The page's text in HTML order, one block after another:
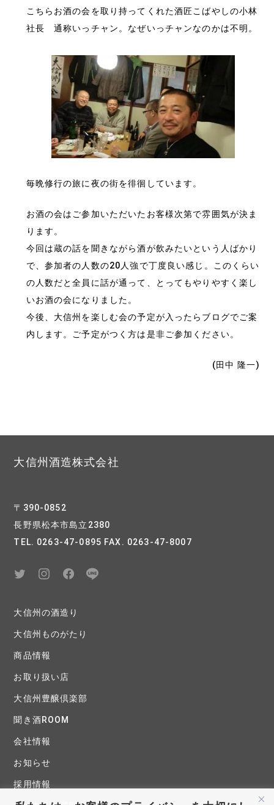
こちらお酒の会を取り持ってくれた酒匠こばやしの小林
社長 通称いっチャン。なぜいっチャンなのかは不明。
毎晩修行の旅に夜の街を徘徊しています。
お酒の会はご参加いただいたお客様次第で雰囲気が決ま
ります。
今回は蔵の話を聞きながら酒が飲みたいという人ばかり
で、参加者の人数の20人強で丁度良い感じ。このくらい
の人数だと全員に話が通って、とってもやりやすく楽し
いお酒の会になりました。
今後、大信州を楽しむ会の予定が入ったらブログでご案
内します。ご予定がつく方は是非ご参加ください。
(田中 隆一)
大信州酒造株式会社
〒390-0852
長野県松本市島立2380
TEL. 0263-47-0895 FAX. 0263-47-8007
大信州の酒造り
大信州ものがたり
商品情報
お取り扱い店
大信州豊醸倶楽部
聞き酒ROOM
会社情報
お知らせ
採用情報